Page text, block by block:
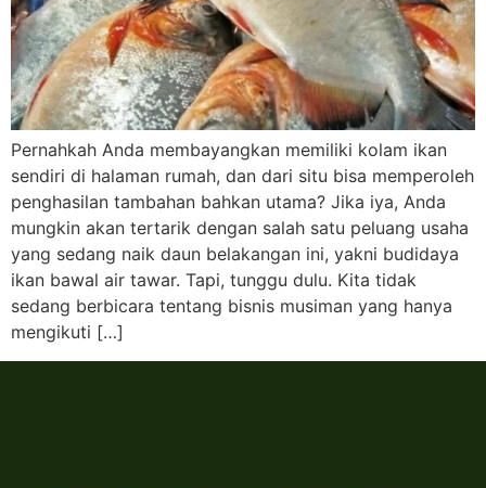
Pernahkah Anda membayangkan memiliki kolam ikan
sendiri di halaman rumah, dan dari situ bisa memperoleh
penghasilan tambahan bahkan utama? Jika iya, Anda
mungkin akan tertarik dengan salah satu peluang usaha
yang sedang naik daun belakangan ini, yakni budidaya
ikan bawal air tawar. Tapi, tunggu dulu. Kita tidak
sedang berbicara tentang bisnis musiman yang hanya
mengikuti […]